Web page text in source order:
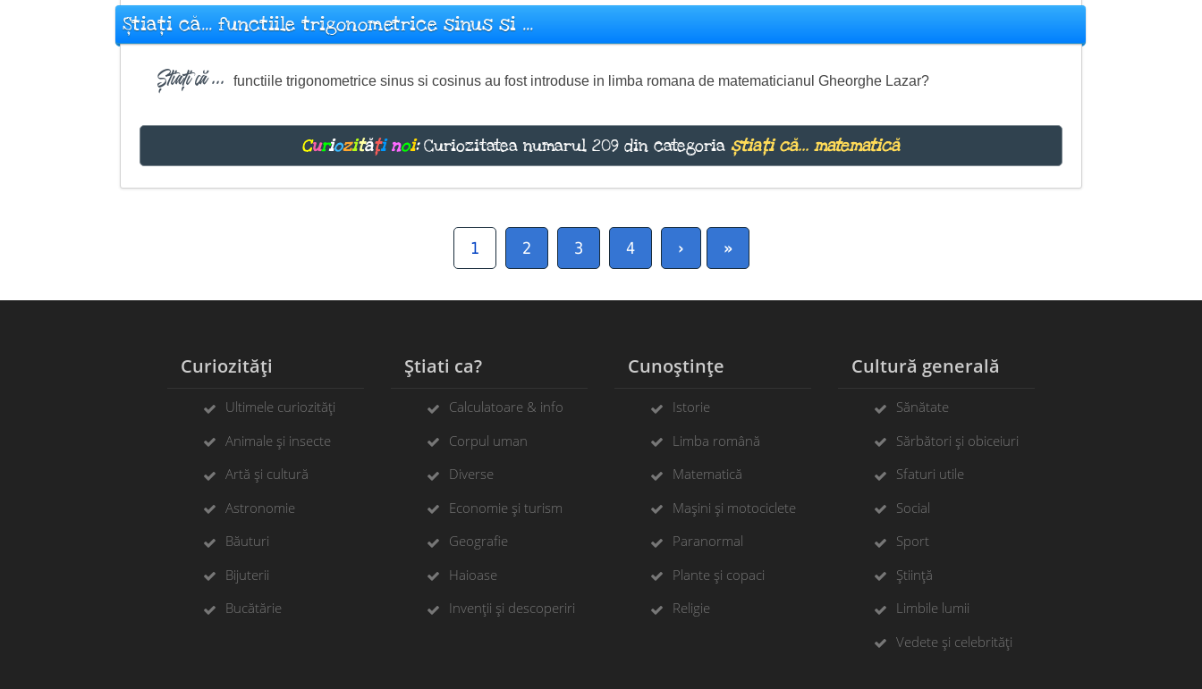
Știați că... functiile trigonometrice sinus si ...
Știați că ... functiile trigonometrice sinus si cosinus au fost introduse in limba romana de matematicianul Gheorghe Lazar?
Curiozități noi:Curiozitatea numarul 209 din categoriaștiați că... matematică
1 2 3 4 › »
Curiozități
Ultimele curiozități
Animale și insecte
Artă și cultură
Astronomie
Băuturi
Bijuterii
Bucătărie
Știati ca?
Calculatoare & info
Corpul uman
Diverse
Economie și turism
Geografie
Haioase
Invenții și descoperiri
Cunoștințe
Istorie
Limba română
Matematică
Mașini și motociclete
Paranormal
Plante și copaci
Religie
Cultură generală
Sănătate
Sărbători și obiceiuri
Sfaturi utile
Social
Sport
Știință
Limbile lumii
Vedete și celebrități